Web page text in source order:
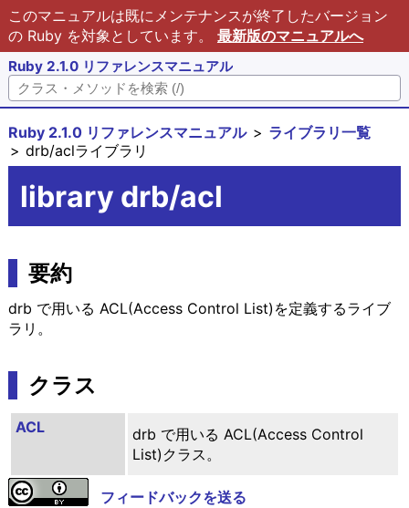
このマニュアルは既にメンテナンスが終了したバージョン
の Ruby を対象としています。 最新版のマニュアルへ
Ruby 2.1.0 リファレンスマニュアル
Ruby 2.1.0 リファレンスマニュアル
ライブラリ一覧
drb/aclライブラリ
library drb/acl
要約
drb で用いる ACL(Access Control List)を定義するライブ
ラリ。
クラス
ACL
drb で用いる ACL(Access Control
List)クラス。
フィードバックを送る